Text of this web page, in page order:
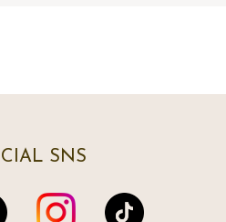
SNS